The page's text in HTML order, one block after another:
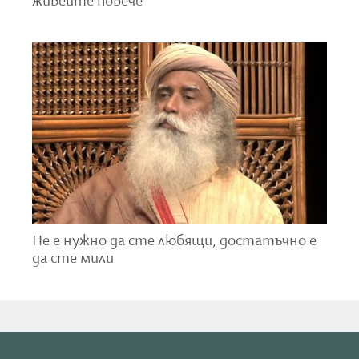
него. Той ще отнесе със себе си много неща. Когато
тялото си. Забелязали ли сте, че, когато сте
напрегнати или разтревожени, просто един душ
може да снеме бремето и да ви освободи? Така че
душът не измива просто кожата по тялото ви,
страшно много неща се случват, когато водата ви
облива. Случва се пречистване на няколко нива.
3. Запалете органична маслена лампа
„Това е още едно нещо, което можете да
направите, ако желаете. Запалете органична
маслена лампа, памучен фитил... каквото и да е.
Дори обикновено готварско масло, зехтин... Всяко
Не е нужно да сте любящи, достатъчно е
да сте мили